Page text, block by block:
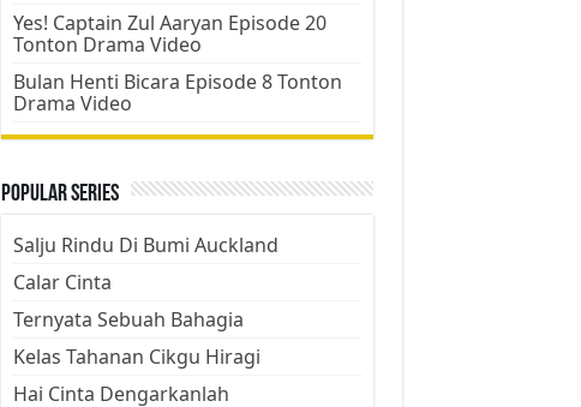
Yes! Captain Zul Aaryan Episode 20
Tonton Drama Video
Bulan Henti Bicara Episode 8 Tonton
Drama Video
Popular Series
Salju Rindu Di Bumi Auckland
Calar Cinta
Ternyata Sebuah Bahagia
Kelas Tahanan Cikgu Hiragi
Hai Cinta Dengarkanlah